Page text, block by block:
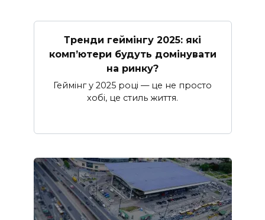
Тренди геймінгу 2025: які
комп’ютери будуть домінувати
на ринку?
Геймінг у 2025 році — це не просто
хобі, це стиль життя.